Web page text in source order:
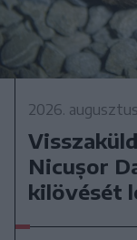
2026.
Nicușor
kilövését